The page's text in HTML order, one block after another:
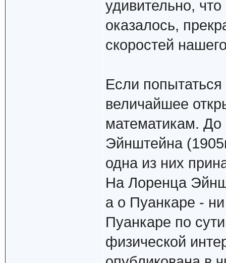
удивительно,
оказалось,
скоростей
Если
величайшее
математикам. До
Эйнштейна
одна из них
На Лоренца
а о Пуанкаре -
Пуанкаре по
физической